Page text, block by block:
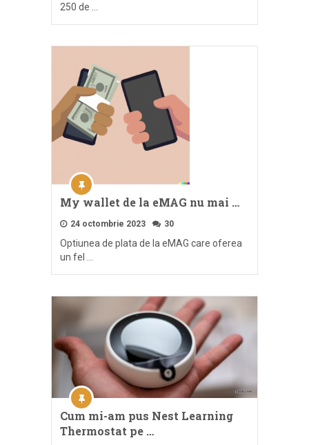
250 de …
My wallet de la eMAG nu mai …
24 octombrie 2023 30
Optiunea de plata de la eMAG care oferea
un fel …
Cum mi-am pus Nest Learning
Thermostat pe …